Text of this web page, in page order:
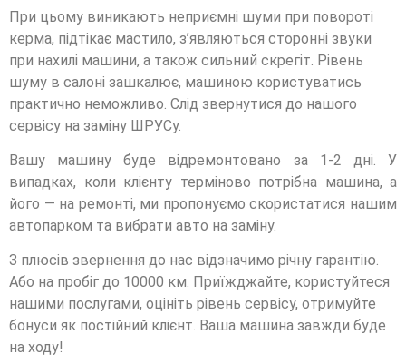
При цьому виникають неприємні шуми при повороті
керма, підтікає мастило, з’являються сторонні звуки
при нахилі машини, а також сильний скрегіт. Рівень
шуму в салоні зашкалює, машиною користуватись
практично неможливо. Слід звернутися до нашого
сервісу на заміну ШРУСу.
Вашу машину буде відремонтовано за 1-2 дні. У
випадках, коли клієнту терміново потрібна машина, а
його — на ремонті, ми пропонуємо скористатися нашим
автопарком та вибрати авто на заміну.
З плюсів звернення до нас відзначимо річну гарантію.
Або на пробіг до 10000 км. Приїжджайте, користуйтеся
нашими послугами, оцініть рівень сервісу, отримуйте
бонуси як постійний клієнт. Ваша машина завжди буде
на ходу!